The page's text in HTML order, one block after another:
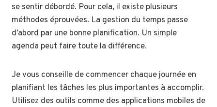
se sentir débordé. Pour cela, il existe plusieurs
méthodes éprouvées. La gestion du temps passe
d’abord par une bonne planification. Un simple
agenda peut faire toute la différence.
Je vous conseille de commencer chaque journée en
planifiant les tâches les plus importantes à accomplir.
Utilisez des outils comme des applications mobiles de